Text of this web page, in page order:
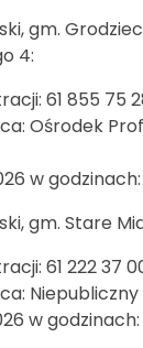
gm.
4:
61 855 75
Ośrodek
w godzinach:
gm. Stare
61 222 37
Niepubliczny
w godzinach: